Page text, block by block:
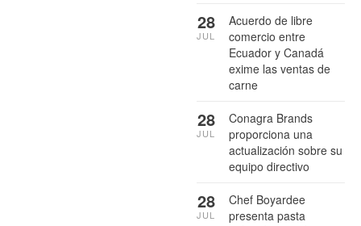
Acuerdo de libre
comercio entre
Ecuador y Canadá
exime las ventas de
carne
28
JUL
Conagra Brands
proporciona una
actualización sobre su
equipo directivo
28
JUL
Chef Boyardee
presenta pasta
28
JUL